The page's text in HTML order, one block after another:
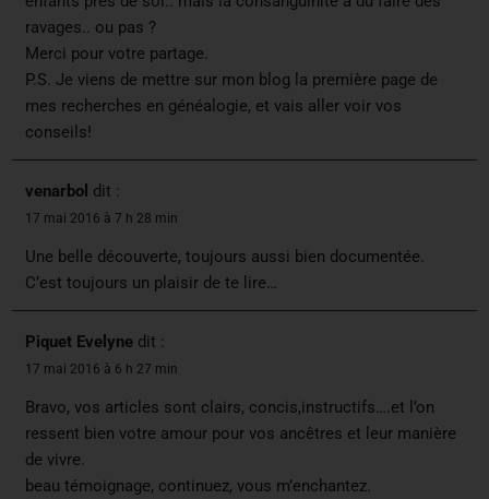
ravages.. ou pas ?
Merci pour votre partage.
P.S. Je viens de mettre sur mon blog la première page de
mes recherches en généalogie, et vais aller voir vos
conseils!
venarbol dit :
17 mai 2016 à 7 h 28 min
Une belle découverte, toujours aussi bien documentée.
C’est toujours un plaisir de te lire…
Piquet Evelyne dit :
17 mai 2016 à 6 h 27 min
Bravo, vos articles sont clairs, concis,instructifs….et l’on
ressent bien votre amour pour vos ancêtres et leur manière
de vivre.
beau témoignage, continuez, vous m’enchantez.